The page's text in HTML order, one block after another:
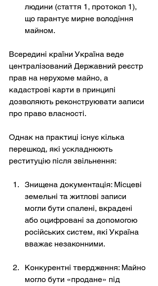
людини (стаття 1, протокол 1),
що гарантує мирне володіння
майном.
Всередині країни Україна веде
централізований Державний реєстр
прав на нерухоме майно, а
кадастрові карти в принципі
дозволяють реконструювати записи
про право власності.
Однак на практиці існує кілька
перешкод, які ускладнюють
реституцію після звільнення:
Знищена документація: Місцеві
земельні та житлові записи
могли бути спалені, вкрадені
або оцифровані за допомогою
російських систем, які Україна
вважає незаконними.
Конкурентні твердження: Майно
могло бути «продане» під